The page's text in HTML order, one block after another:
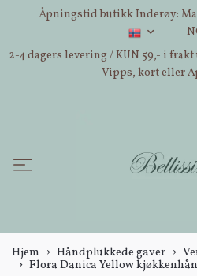
Åpningstid butikk Inderøy:
2-4 dagers levering / KUN 59,- i
Vipps, kort eller
Hjem Håndplukkede gaver
Flora Danica Yellow